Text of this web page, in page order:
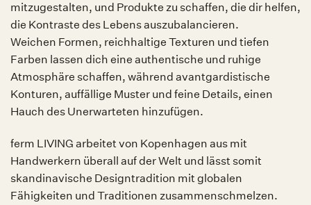
mitzugestalten, und Produkte zu schaffen, die dir helfen,
die Kontraste des Lebens auszubalancieren.
Weichen Formen, reichhaltige Texturen und tiefen
Farben lassen dich eine authentische und ruhige
Atmosphäre schaffen, während avantgardistische
Konturen, auffällige Muster und feine Details, einen
Hauch des Unerwarteten hinzufügen.
ferm LIVING arbeitet von Kopenhagen aus mit
Handwerkern überall auf der Welt und lässt somit
skandinavische Designtradition mit globalen
Fähigkeiten und Traditionen zusammenschmelzen.